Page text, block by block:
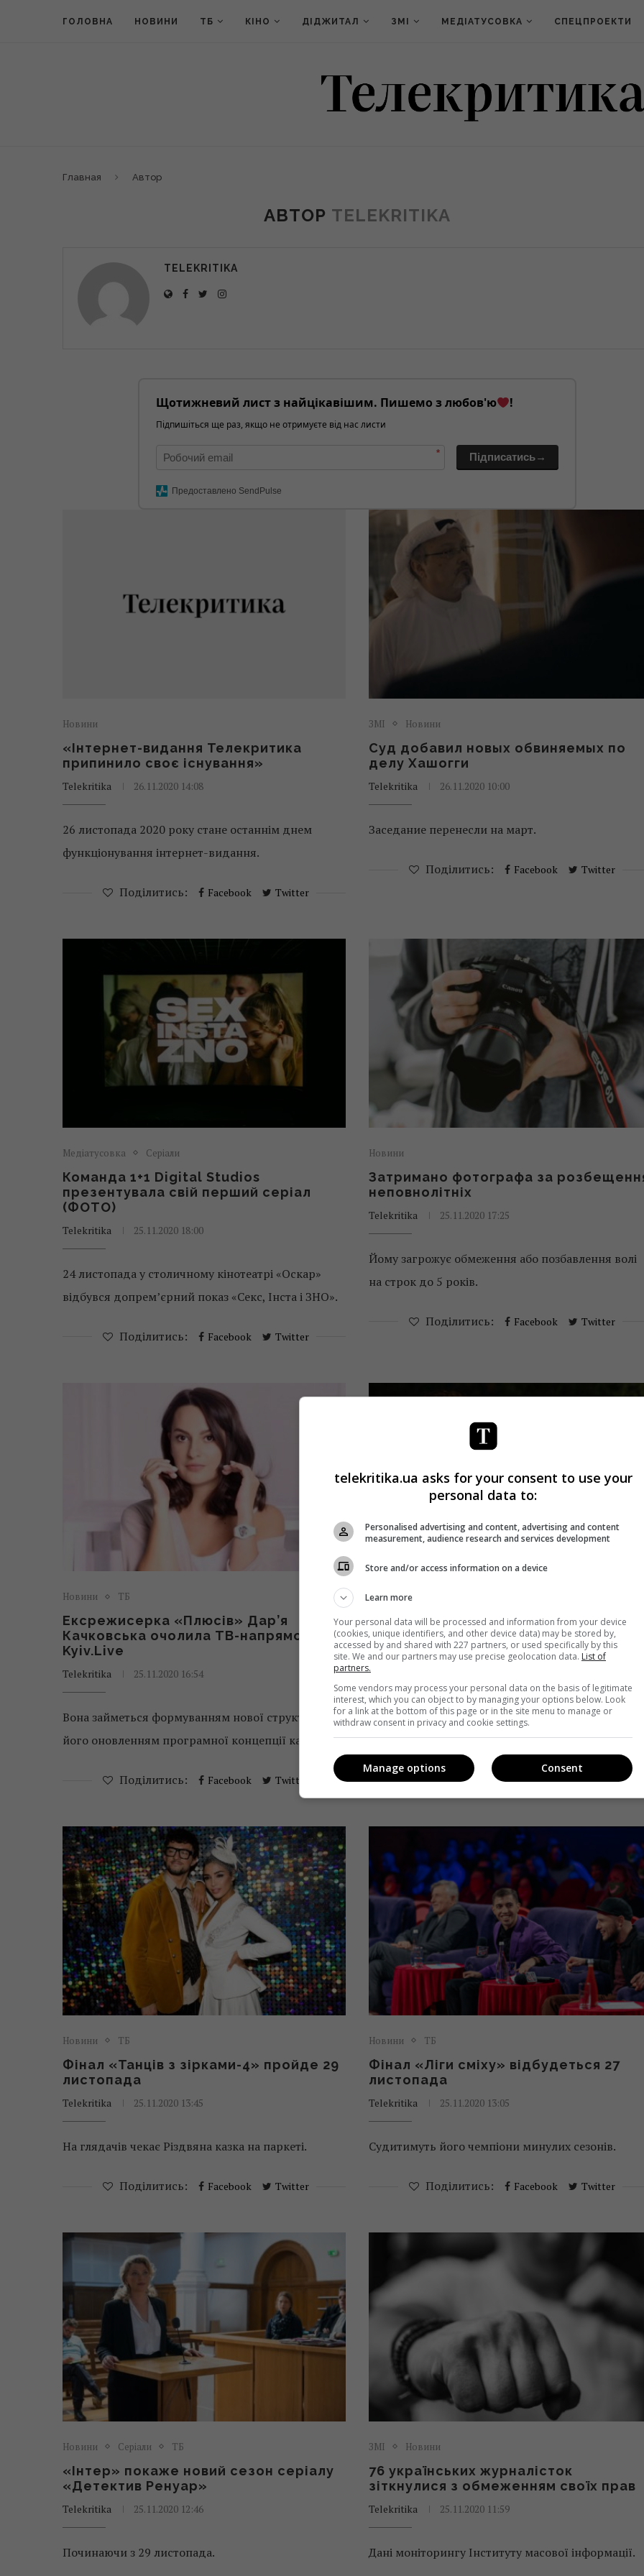
ГОЛОВНА НОВИНИ ТБ КІНО ДІДЖИТАЛ ЗМІ МЕДІАТУСОВКА СПЕЦПРОЕКТИ
Главная Автор
АВТОР TELEKRITIKA
TELEKRITIKA
Щотижневий лист з найцікавішим. Пишемо з любов'ю !
Підпишіться ще раз, якщо не отримуєте від нас листи
* Підписатись→
Предоставлено SendPulse
Новини
«Інтернет-видання Телекритика
припинило своє існування»
Telekritika 26.11.2020 14:08
26 листопада 2020 року стане останнім днем
функціонування інтернет-видання.
Поділитись: Facebook Twitter
ЗМІ Новини
Суд добавил новых обвиняемых по
делу Хашогги
Telekritika 26.11.2020 10:00
Заседание перенесли на март.
Поділитись: Facebook Twitter
Медіатусовка Серіали
Команда 1+1 Digital Studios
презентувала свій перший серіал
(ФОТО)
Telekritika 25.11.2020 18:00
24 листопада у столичному кінотеатрі «Оскар»
відбувся допрем’єрний показ «Секс, Інста і ЗНО».
Поділитись: Facebook Twitter
Новини
Затримано фотографа за
неповнолітніх
Telekritika 25.11.2020 17:25
Йому загрожує обмеження або позбавлення волі
на строк до 5 років.
Поділитись: Facebook Twitter
Новини ТБ
Ексрежисерка «Плюсів» Дар’я
Качковська очолила ТВ-напрямок
Kyiv.Live
Telekritika 25.11.2020 16:54
Вона займеться формуванням нової структури
його оновленням програмної концепції каналу.
Поділитись: Facebook Twitter
Новини
Стала відома дата телепрем’єри
фільму «Заборонений» на «1+1»
Telekritika 25.11.2020 15:36
В основі сюжету – історія участі Василя Стуса у
дисидентському русі.
Поділитись: Facebook Twitter
Новини ТБ
Фінал «Танців з зірками-4» пройде 29
листопада
Telekritika 25.11.2020 13:45
На глядачів чекає Різдвяна казка на паркеті.
Поділитись: Facebook Twitter
Новини ТБ
Фінал «Ліги сміху» відбудеться 27
листопада
Telekritika 25.11.2020 13:05
Судитимуть його чемпіони минулих сезонів.
Поділитись: Facebook Twitter
Новини Серіали ТБ
«Інтер» покаже новий сезон серіалу
«Детектив Ренуар»
Telekritika 25.11.2020 12:46
Починаючи з 29 листопада.
ЗМІ Новини
76 українських журналісток
зіткнулися з обмеженням своїх прав
Telekritika 25.11.2020 11:59
Дані моніторингу Інституту масової інформації.
telekritika.ua asks for your consent to use your
personal data to:
Personalised advertising and content, advertising and content
measurement, audience research and services development
Store and/or access information on a device
Learn more
Your personal data will be processed and information from your device
(cookies, unique identifiers, and other device data) may be stored by,
accessed by and shared with 227 partners, or used specifically by this
site. We and our partners may use precise geolocation data. List of
partners.
Some vendors may process your personal data on the basis of legitimate
interest, which you can object to by managing your options below. Look
for a link at the bottom of this page or in the site menu to manage or
withdraw consent in privacy and cookie settings.
Consent
Manage options